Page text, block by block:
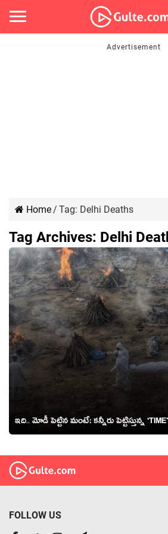
Home/ Tag: Delhi Deaths
Tag Archives: Delhi
ఇది.. మోడీ పెట్టిన మంటే: క‌న్నీరు పెట్టిస్తున్న
FOLLOW US